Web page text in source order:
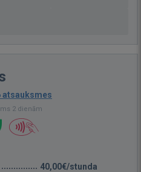
atsauksmes
2 dienām
40,00€/stunda